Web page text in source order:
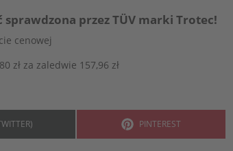
sprawdzona przez TÜV marki Trotec!
cenowej
zł za zaledwie 157,96 zł
SHARE
PINTEREST